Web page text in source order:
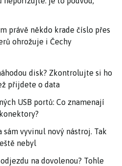
právě někdo krade číslo přes
ohrožuje i Čechy
disk? Zkontrolujte si ho
přijdete o data
USB portů: Co znamenají
vyvinul nový nástroj. Tak
nebyl
na dovolenou? Tohle